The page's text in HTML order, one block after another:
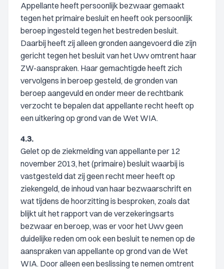
Appellante heeft persoonlijk bezwaar gemaakt
tegen het primaire besluit en heeft ook persoonlijk
beroep ingesteld tegen het bestreden besluit.
Daarbij heeft zij alleen gronden aangevoerd die zijn
gericht tegen het besluit van het Uwv omtrent haar
ZW-aanspraken. Haar gemachtigde heeft zich
vervolgens in beroep gesteld, de gronden van
beroep aangevuld en onder meer de rechtbank
verzocht te bepalen dat appellante recht heeft op
een uitkering op grond van de Wet WIA.
4.3.
Gelet op de ziekmelding van appellante per 12
november 2013, het (primaire) besluit waarbij is
vastgesteld dat zij geen recht meer heeft op
ziekengeld, de inhoud van haar bezwaarschrift en
wat tijdens de hoorzitting is besproken, zoals dat
blijkt uit het rapport van de verzekeringsarts
bezwaar en beroep, was er voor het Uwv geen
duidelijke reden om ook een besluit te nemen op de
aanspraken van appellante op grond van de Wet
WIA. Door alleen een beslissing te nemen omtrent